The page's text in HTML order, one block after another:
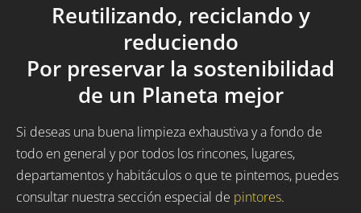
Reutilizando, reciclando y
reduciendo
Por preservar la sostenibilidad
de un Planeta mejor
Si deseas una buena limpieza exhaustiva y a fondo de
todo en general y por todos los rincones, lugares,
departamentos y habitáculos o que te pintemos, puedes
consultar nuestra sección especial de pintores.